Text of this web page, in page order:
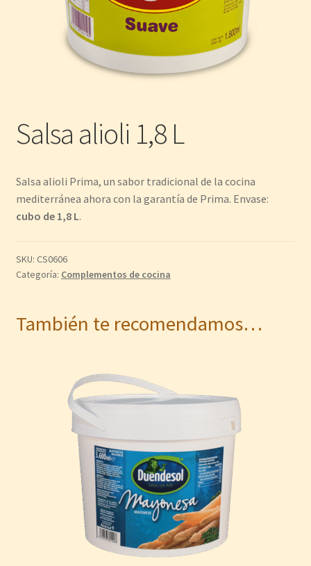
Salsa alioli 1,8 L
Salsa alioli Prima, un sabor tradicional de la cocina
mediterránea ahora con la garantía de Prima. Envase:
cubo de 1,8 L.
SKU: CS0606
Categoría: Complementos de cocina
También te recomendamos…